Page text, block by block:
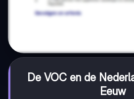
De VOC en de
Eeuw